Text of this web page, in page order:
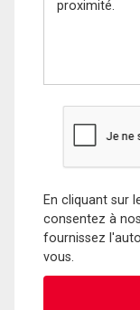
En cliquant sur
consentez à
fournissez
vous.